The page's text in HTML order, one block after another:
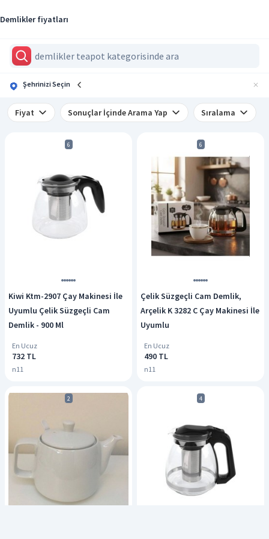
Demlikler fiyatları
Şehrinizi Seçin
Fiyat Sonuçlar İçinde Arama Yap Sıralama
6
Kiwi Ktm-2907 Çay Makinesi İle
Uyumlu Çelik Süzgeçli Cam
Demlik - 900 Ml
En Ucuz
732 TL
n11
6
Çelik Süzgeçli Cam Demlik,
Arçelik K 3282 C Çay Makinesi İle
Uyumlu
En Ucuz
490 TL
n11
2 4